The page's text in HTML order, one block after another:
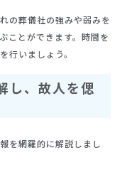
の葬儀社の強みや弱みを
ことができます。時間を
行いましょう。
し、故人を偲
を網羅的に解説しまし